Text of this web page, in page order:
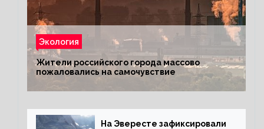
Экология
Жители российского города массово
пожаловались на самочувствие
На Эвересте зафиксировали